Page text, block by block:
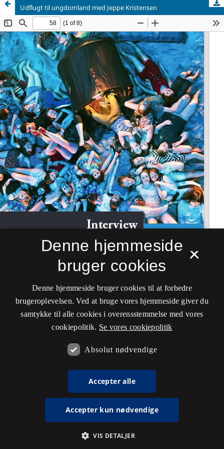
Udflugt til ungdomland med Jeppe Kristensen
×
Denne hjemmeside
bruger cookies
Denne hjemmeside bruger cookies til at forbedre
brugeroplevelsen. Ved at bruge vores hjemmeside giver du
samtykke til alle cookies i overensstemmelse med vores
cookiepolitik. Se vores cookiepolitik
Absolut nødvendige
Accepter alle
Accepter kun nødvendige
VIS DETALJER